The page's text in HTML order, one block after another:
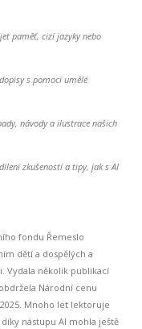
paměť, cizí jazyky nebo
s pomocí umělé
návody a ilustrace našich
zkušeností a tipy, jak s AI
fondu Řemeslo
dětí a dospělých a
Vydala několik publikací
Národní cenu
Mnoho let lektoruje
nástupu AI mohla ještě